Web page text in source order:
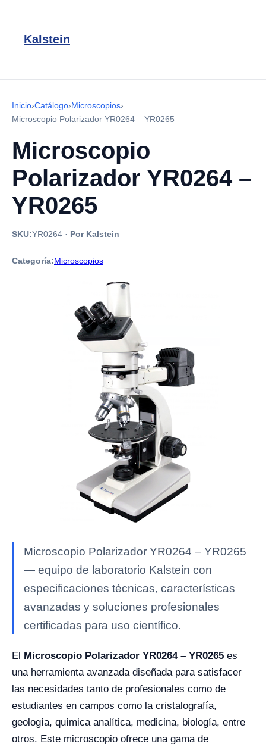
Kalstein
Inicio›Catálogo›Microscopios›
Microscopio Polarizador YR0264 – YR0265
Microscopio
Polarizador YR0264 –
YR0265
SKU:YR0264 · Por Kalstein
Categoría:Microscopios
Microscopio Polarizador YR0264 – YR0265
— equipo de laboratorio Kalstein con
especificaciones técnicas, características
avanzadas y soluciones profesionales
certificadas para uso científico.
El Microscopio Polarizador YR0264 – YR0265 es
una herramienta avanzada diseñada para satisfacer
las necesidades tanto de profesionales como de
estudiantes en campos como la cristalografía,
geología, química analítica, medicina, biología, entre
otros. Este microscopio ofrece una gama de